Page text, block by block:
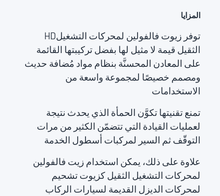
المزايا
HDتوفر زيوت فالفولين لمحركات التشغيل
الثقيل قيمة لا مثيل لها بفضل تركيبتها القائمة
على المعادن المحسنَّة بنظام مواد مُضافة حديث
ومصمم خصيصًا لمجموعة واسعة من
الاستخدامات
تمنع تقنيتها تكوَّن الحمأة الذي يحدث نتيجة
لعمليات القيادة التي تتضمّن الكثير من مرات
التوقّف ثم السير لمركبات أسطول الخدمة
علاوة على ذلك، يمكن استخدام زيت فالفولين
لمحركات التشغيل الثقيل كزيوت تشحيم
لمحركات الديزل القديمة لسيارات الركاب